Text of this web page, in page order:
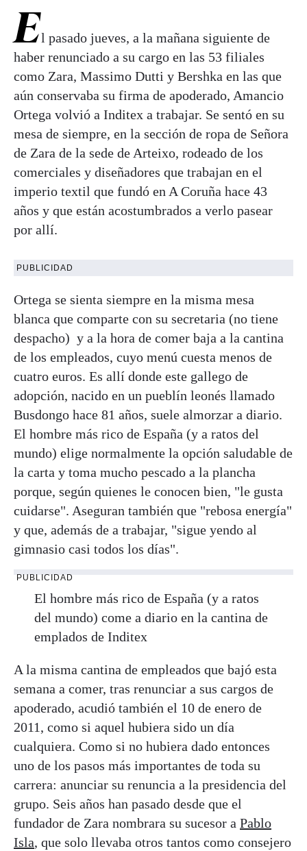
El pasado jueves, a la mañana siguiente de
haber renunciado a su cargo en las 53 filiales
como Zara, Massimo Dutti y Bershka en las que
aún conservaba su firma de apoderado, Amancio
Ortega volvió a Inditex a trabajar. Se sentó en su
mesa de siempre, en la sección de ropa de Señora
de Zara de la sede de Arteixo, rodeado de los
comerciales y diseñadores que trabajan en el
imperio textil que fundó en A Coruña hace 43
años y que están acostumbrados a verlo pasear
por allí.
PUBLICIDAD
Ortega se sienta siempre en la misma mesa
blanca que comparte con su secretaria (no tiene
despacho) y a la hora de comer baja a la cantina
de los empleados, cuyo menú cuesta menos de
cuatro euros. Es allí donde este gallego de
adopción, nacido en un pueblín leonés llamado
Busdongo hace 81 años, suele almorzar a diario.
El hombre más rico de España (y a ratos del
mundo) elige normalmente la opción saludable de
la carta y toma mucho pescado a la plancha
porque, según quienes le conocen bien, "le gusta
cuidarse". Aseguran también que "rebosa energía"
y que, además de a trabajar, "sigue yendo al
gimnasio casi todos los días".
PUBLICIDAD
El hombre más rico de España (y a ratos
del mundo) come a diario en la cantina de
emplados de Inditex
A la misma cantina de empleados que bajó esta
semana a comer, tras renunciar a sus cargos de
apoderado, acudió también el 10 de enero de
2011, como si aquel hubiera sido un día
cualquiera. Como si no hubiera dado entonces
uno de los pasos más importantes de toda su
carrera: anunciar su renuncia a la presidencia del
grupo. Seis años han pasado desde que el
fundador de Zara nombrara su sucesor a Pablo
Isla, que solo llevaba otros tantos como consejero